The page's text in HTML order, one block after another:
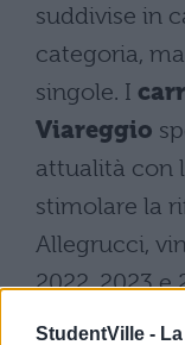
StudentVille -
suddivise in
categoria,
singole. I
Viareggio
attualità con
stimolare la
Allegrucci,
2022, 2023 e
sulla diversità.